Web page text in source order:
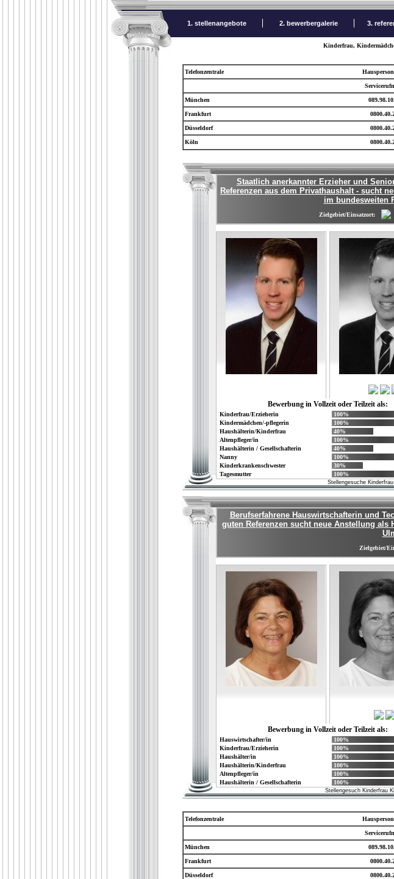
1. stellenangebote 2. bewerbergalerie 3.
Kinderfrau,
Telefonzentrale
München
Frankfurt
Düsseldorf
Köln
Staatlich anerkannter Erzieher und
Referenzen aus dem Privathaushalt - sucht
im bundesweiten
Zielgebiet/Einsatzort:
Bewerbung in Vollzeit oder Teilzeit als:
Kinderfrau/Erzieherin
100%
Kindermädchen/-pflegerin
100%
Haushälterin/Kinderfrau
40%
Altenpfleger/in
100%
Haushälterin / Gesellschafterin
40%
Nanny
100%
Kinderkrankenschwester
30%
Tagesmutter
100%
Stellengesuche
Berufserfahrene Hauswirtschafterin und
guten Referenzen sucht neue Anstellung
Zielgebiet/
Bewerbung in Vollzeit oder Teilzeit als:
Hauswirtschafter/in
100%
Kinderfrau/Erzieherin
100%
Haushälter/in
100%
Haushälterin/Kinderfrau
100%
Altenpfleger/in
100%
Haushälterin / Gesellschafterin
100%
Stellengesuch Kinderfrau
Telefonzentrale
München
Frankfurt
Düsseldorf